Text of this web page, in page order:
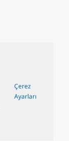
Çerez
Ayarları